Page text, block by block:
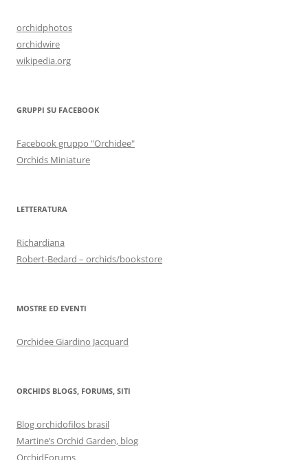
orchidphotos
orchidwire
wikipedia.org
GRUPPI SU FACEBOOK
Facebook gruppo "Orchidee"
Orchids Miniature
LETTERATURA
Richardiana
Robert-Bedard – orchids/bookstore
MOSTRE ED EVENTI
Orchidee Giardino Jacquard
ORCHIDS BLOGS, FORUMS, SITI
Blog orchidofilos brasil
Martine’s Orchid Garden, blog
OrchidForums